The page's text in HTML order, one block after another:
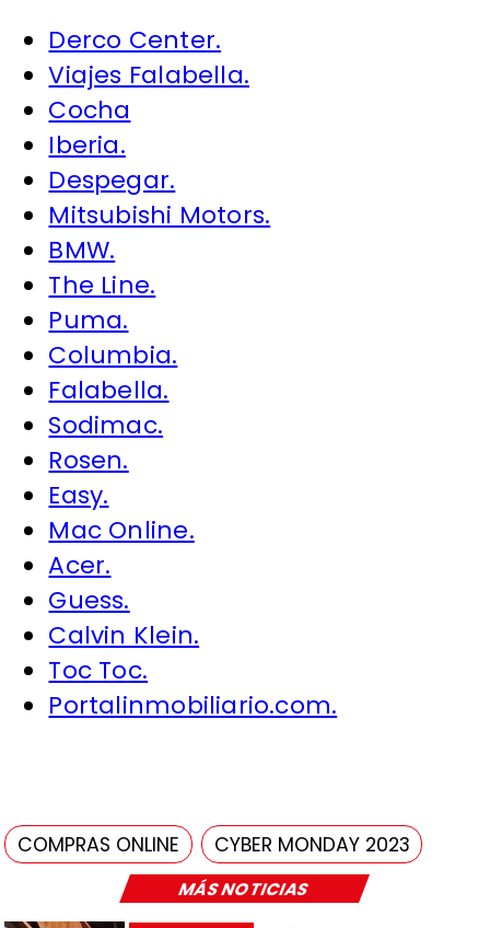
MÁS NOTICIAS
Derco Center.
Viajes Falabella.
Cocha
Iberia.
Despegar.
Mitsubishi Motors.
BMW.
The Line.
Puma.
Columbia.
Falabella.
Sodimac.
Rosen.
Easy.
Mac Online.
Acer.
Guess.
Calvin Klein.
Toc Toc.
Portalinmobiliario.com.
COMPRAS ONLINE CYBER MONDAY 2023